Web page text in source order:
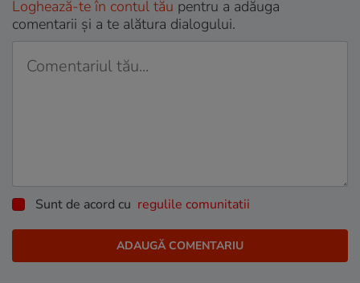
Loghează-te în contul tău pentru a adăuga
comentarii și a te alătura dialogului.
Sunt de acord cu regulile comunitatii